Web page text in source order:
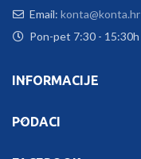
Email: konta@konta.hr
Pon-pet 7:30 - 15:30h
INFORMACIJE
PODACI